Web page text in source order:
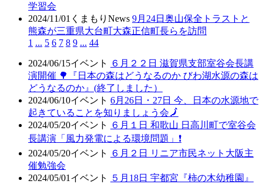
学習会
2024/11/01 くまもりNews 9月24日奥山保全トラストと
熊森が三重県大台町大森正信町長らを訪問
1 ... 5 6 7 8 9 ... 44
2024/06/15イベント
６月２２日 滋賀県支部室谷会長講
演開催 🌳『日本の森はどうなるのか びわ湖水源の森は
どうなるのか』(終了しました）
2024/06/10イベント 6月26日・27日 今、日本の水源地で
起きていることを知りましょう会🗾
2024/05/20イベント
６月１日 和歌山 日高川町で室谷会
長講演「風力発電による環境問題」❗
2024/05/20イベント
６月２日 リニア市民ネット大阪主
催勉強会
2024/05/01 イベント
５月18日 宇都宮『柿の木幼稚園』